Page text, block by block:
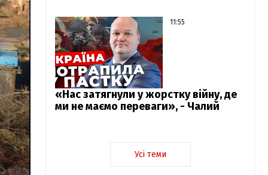
11:55
«Нас затягнули у жорстку війну, де
ми не маємо переваги», - Чалий
Усі теми